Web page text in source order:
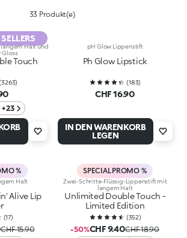
33 Produkt(e)
SELLERS
Halt und
Gloss
Touch
3263)
+23
pH Glow Lippenstift
Ph Glow Lipstick
(183)
CHF 16.90
IN DEN WARENKORB
LEGEN
%
Halt
Alive Lip
(17)
CHF 15.90
SPECIAL PROMO %
Zwei-Schritte-Flüssig-Lippenstift mit
langem Halt
Unlimited Double Touch -
Limited Edition
(352)
-50%CHF 9.40CHF 18.90